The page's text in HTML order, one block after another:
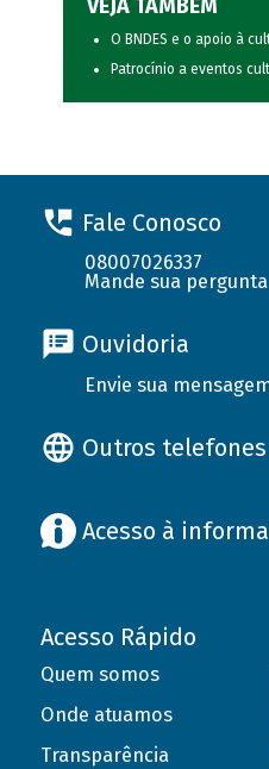
VEJA TAMBÉM
O BNDES e o apoio à
Patrocínio a eventos
Fale Conosco
08007026337
Mande sua pergunta
Ouvidoria
Envie sua
Outros
Acesso à
Acesso Rápido
Quem somos
Onde atuamos
Transparência